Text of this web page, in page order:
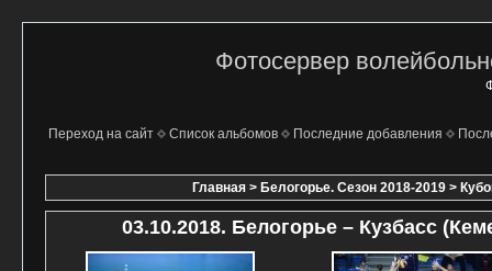
Фотосервер
Переход на сайт Список альбомов Последние добавления
Главная > Белогорье. Сезон 2018-2019 >
03.10.2018. Белогорье – Кузбасс